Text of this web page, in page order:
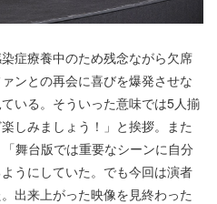
症療養中のため残念ながら欠席
ンとの再会に喜びを爆発させな
いる。そういった意味では5人揃
しみましょう！」と挨拶。また
舞台版では重要なシーンに自分
うにしていた。でも今回は演者
出来上がった映像を見終わった